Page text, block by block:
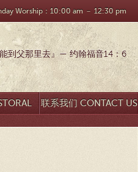
Worship：10:00 am － 12:30 pm
到父那里去』— 约翰福音14：6
联系我们 CONTACT US